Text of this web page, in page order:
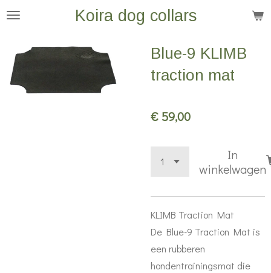
Ga
de
hoofdinhoud
Koira dog collars
Blue-9 KLIMB
traction mat
€ 59,00
In
winkelwagen
KLIMB Traction Mat
De Blue-9 Traction Mat is
een rubberen
hondentrainingsmat die